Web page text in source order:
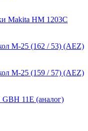
Makita HM 1203C
M-25 (162 / 53) (AEZ)
M-25 (159 / 57) (AEZ)
11E (аналог)